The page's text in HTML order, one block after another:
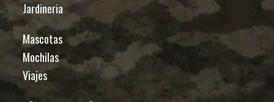
Jardineria
Mascotas
Mochilas
Viajes